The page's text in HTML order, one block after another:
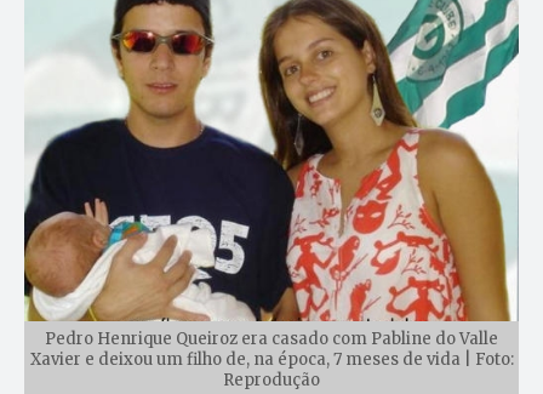
Pedro Henrique Queiroz era casado com Pabline do Valle
Xavier e deixou um filho de, na época, 7 meses de vida | Foto:
Reprodução